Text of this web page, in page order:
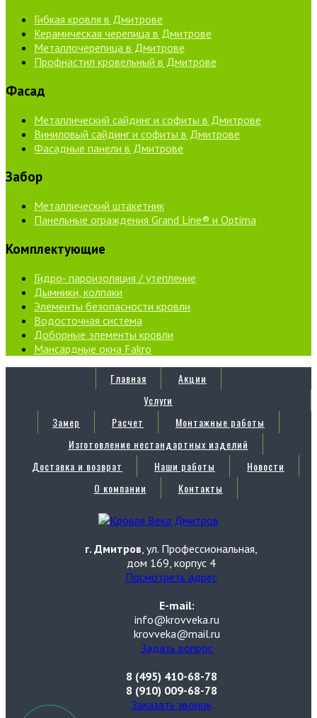
Гибкая кровля в Дмитрове
Керамическая черепица в Дмитрове
Металлочерепица в Дмитрове
Профнастил кровельный в Дмитрове
Фасад
Металлический сайдинг и софиты в Дмитрове
Виниловый сайдинг и софиты в Дмитрове
Фасадные панели в Дмитрове
Забор
Металлический штакетник
Панельные ограждения Grand Line® и Optima
Комплектующие
Гидро- пароизоляция / утепление
Дымники, колпаки
Элементы безопасности кровли
Водосточная система
Доборные элементы кровли
Мансардные окна Fakro
Главная
Акции
Услуги
Замер
Расчет
Монтажные работы
Изготовление нестандартных изделий
Доставка и возврат
Наши работы
Новости
О компании
Контакты
г. Дмитров , ул. Профессиональная,
дом 169, корпус 4
Посмотреть адрес
E-mail:
info@krovveka.ru
krovveka@mail.ru
Задать вопрос
8 (495) 410-68-78
8 (910) 009-68-78
Заказать звонок